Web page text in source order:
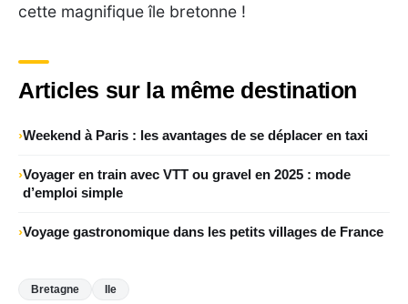
cette magnifique île bretonne !
Articles sur la même destination
Weekend à Paris : les avantages de se déplacer en taxi
Voyager en train avec VTT ou gravel en 2025 : mode
d’emploi simple
Voyage gastronomique dans les petits villages de France
Bretagne Ile